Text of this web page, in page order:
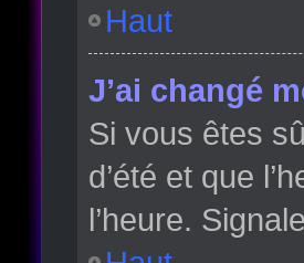
Haut
J’ai changé
Si vous êtes
d’été et que
l’heure.